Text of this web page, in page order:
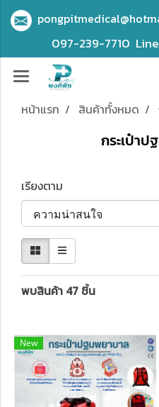
097-239-7710
หน้าแรก สินค้าทั้งหมด
กระเป๋า
เรียงตาม
พบสินค้า 47 ชิ้น
New